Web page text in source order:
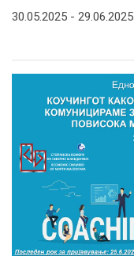
30.05.2025 - 29.06.2025